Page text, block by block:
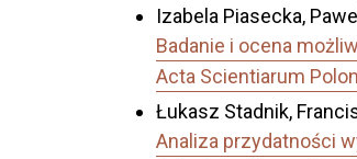
Izabela Piasecka,
Badanie i ocena
Acta Scientiarum
Łukasz Stadnik,
Analiza przydatności